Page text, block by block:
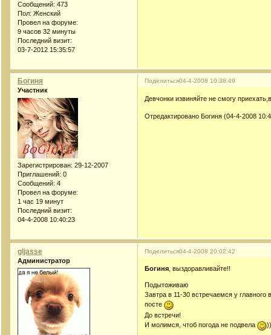
Сообщений: 473
Пол: Женский
Провел на форуме:
9 часов 32 минуты
Последний визит:
03-7-2012 15:35:57
Поделиться04-4-2008 10:38:49
Богиня
Участник
Зарегистрирован: 29-12-2007
Приглашений: 0
Сообщений: 4
Провел на форуме:
1 час 19 минут
Последний визит:
04-4-2008 10:40:23
Девчонки извиняйте не смогу
Отредактировано Богиня (04-4-2008
Поделиться04-4-2008 20:02:42
gljasse
Администратор
Богиня , выздоравливайте!!
Подытоживаю
Завтра в 11-30 встречаемся у
посте
До встречи!
И молимся, чтоб погода не подвела